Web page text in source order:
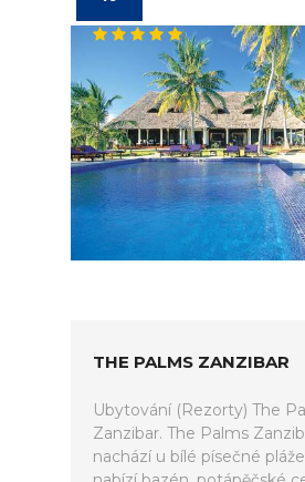
THE PALMS ZANZIBAR
Ubytování (Rezorty) The
Zanzibar. The Palms
nachází u bílé písečné